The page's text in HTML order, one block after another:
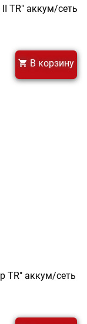
TR" аккум/сеть
В корзину
TR" аккум/сеть